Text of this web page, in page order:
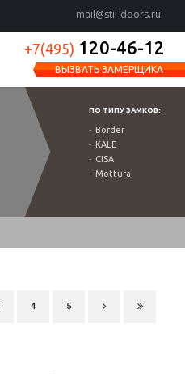
mail@stil-doors.ru
+7(495) 120-46-12
ВЫЗВАТЬ ЗАМЕРЩИКА
ПО ТИПУ ЗАМКОВ:
Border
KALE
CISA
Mottura
4 5